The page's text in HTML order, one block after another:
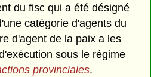
du fisc qui a été désigné
catégorie d'agents du
d'agent de la paix a les
sous le régime
provinciales.